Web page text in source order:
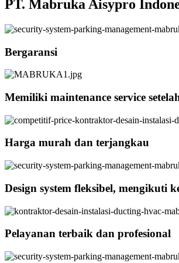
PT. Mabruka Aisypro
Bergaransi
Memiliki maintenance service
Harga murah dan terjangkau
Design system fleksibel, mengikuti
Pelayanan terbaik dan profesional